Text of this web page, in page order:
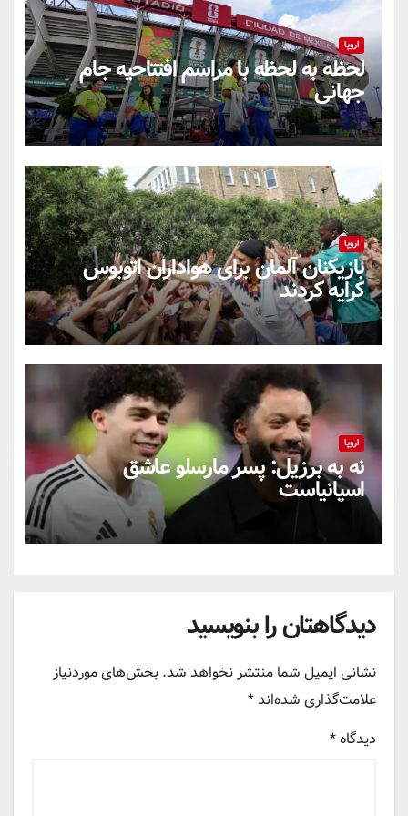
اروپا
لحظه به لحظه با مراسم افتتاحیه جام
جهانی
اروپا
بازیکنان آلمان برای هواداران اتوبوس
کرایه کردند
اروپا
نه به برزیل: پسر مارسلو عاشق
اسپانیاست
دیدگاهتان را بنویسید
نشانی ایمیل شما منتشر نخواهد شد. بخش‌های موردنیاز
علامت‌گذاری شده‌اند*
دیدگاه*